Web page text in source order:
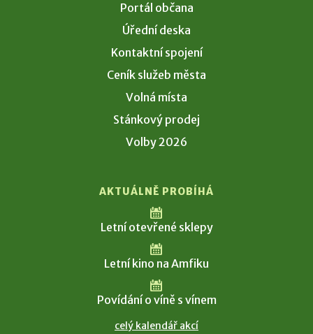
Portál občana
Úřední deska
Kontaktní spojení
Ceník služeb města
Volná místa
Stánkový prodej
Volby 2026
AKTUÁLNĚ PROBÍHÁ
Letní otevřené sklepy
Letní kino na Amfiku
Povídání o víně s vínem
celý kalendář akcí